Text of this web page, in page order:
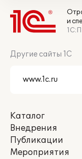
и
Другие сайты 1С
Каталог
Внедрения
Публикации
Мероприятия